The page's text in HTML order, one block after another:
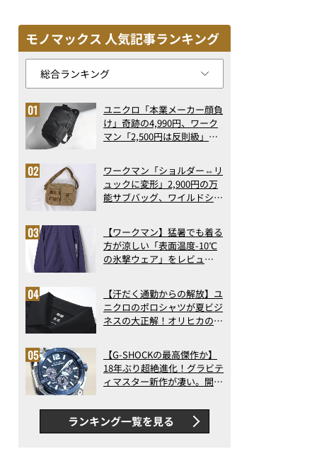
モノマックス 人気記事ランキング
ユニクロ「本業メーカー顔負
け」奇跡の4,990円、ワーク
マン「2,500円は反則級」凄
ト3】（2026年6月版）
ワークマン「ショルダー⇔リ
ュックに変形」2,900円の万
能サブバッグ、ワイルドシン
記事ランキングベスト3】
（2026年6月版）
【ワークマン】猛暑でも着る
方が涼しい「表面温度-10℃
の氷撃ウェア」をレビュ
【汗だく通勤からの解放】ユ
ニクロのポロシャツが夏ビジ
ネスの大正解！オリヒカの透
アの実力
【G-SHOCKの最高傑作か】
18年ぶり超絶進化！グラビテ
ィマスター新作が凄い。開発
新ムーブメントの衝撃
ランキング一覧を見る